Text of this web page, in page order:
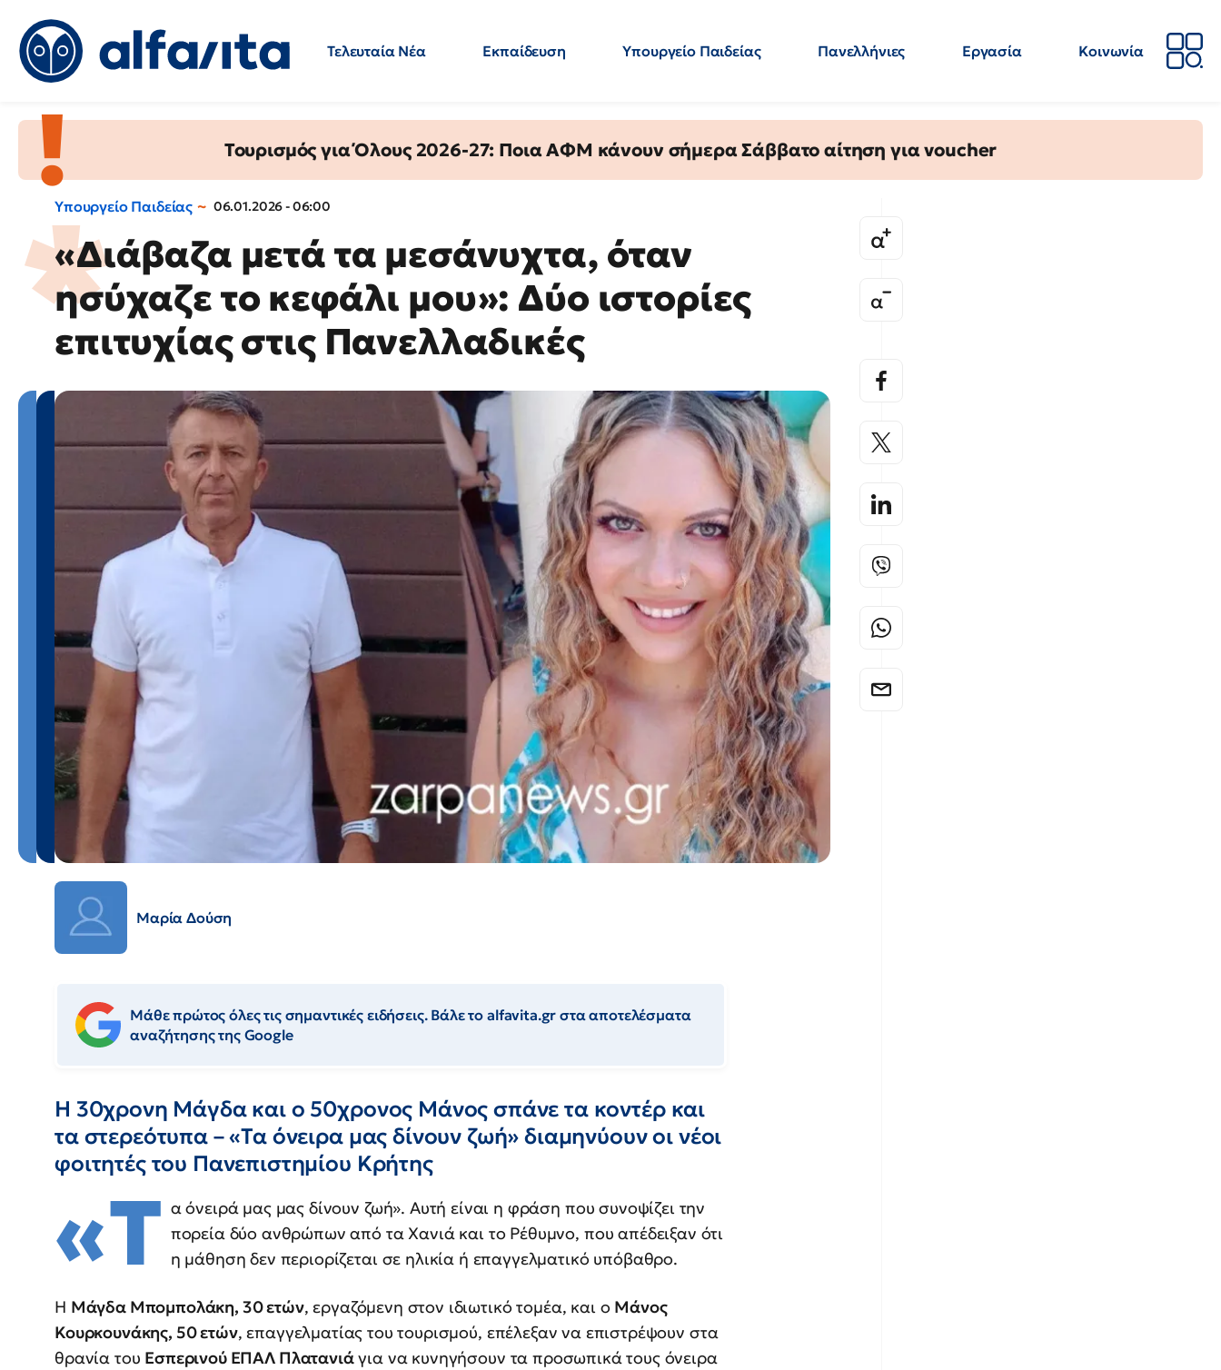
Τελευταία Νέα Εκπαίδευση Υπουργείο Παιδείας Πανελλήνιες Εργασία
Κοινωνία
Τουρισμός για Όλους 2026-27: Ποια ΑΦΜ κάνουν σήμερα Σάββατο αίτηση για voucher
Υπουργείο Παιδείας 06.01.2026 - 06:00
«Διάβαζα μετά τα μεσάνυχτα, όταν
ησύχαζε το κεφάλι μου»: Δύο ιστορίες
επιτυχίας στις Πανελλαδικές
Μαρία Δούση
Μάθε πρώτος όλες τις σημαντικές ειδήσεις. Βάλε το alfavita.gr στα αποτελέσματα
αναζήτησης της Google
Η 30χρονη Μάγδα και ο 50χρονος Μάνος σπάνε τα κοντέρ και
τα στερεότυπα – «Τα όνειρα μας δίνουν ζωή» διαμηνύουν οι νέοι
φοιτητές του Πανεπιστημίου Κρήτης
«Τ α όνειρά μας μας δίνουν ζωή». Αυτή είναι η φράση που συνοψίζει την
πορεία δύο ανθρώπων από τα Χανιά και το Ρέθυμνο, που απέδειξαν ότι
η μάθηση δεν περιορίζεται σε ηλικία ή επαγγελματικό υπόβαθρο.
Η Μάγδα Μπομπολάκη, 30 ετών, εργαζόμενη στον ιδιωτικό τομέα, και ο Μάνος
Κουρκουνάκης, 50 ετών, επαγγελματίας του τουρισμού, επέλεξαν να επιστρέψουν στα
θρανία του Εσπερινού ΕΠΑΛ Πλατανιάγια να κυνηγήσουν τα προσωπικά τους όνειρα